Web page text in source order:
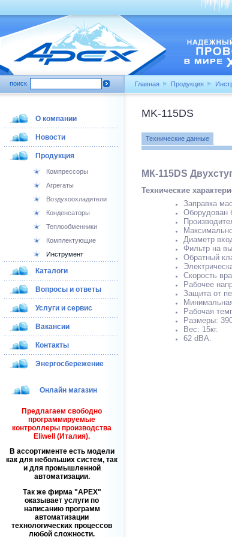
поиск Главная Продукция
О компании
Новости
Продукция
Компрессоры
Агрегаты
Воздухоохладители
Конденсаторы
Теплообменники
Комплектующие
Инструмент
Каталоги
Вопросы и ответы
Услуги и сервис
Вакансии
Контакты
Энергосбережение
Онлайн магазин
Предлагаем свободно
программируемые
контроллеры производства
Eliwell (Италия).
В ассортименте есть модели
как для небольших систем, так
и для промышленной
автоматизации.
Так же фирма
APEX
оказывает услуги по
написанию программ
автоматизации
технологических процессов
любой сложности.
MK-115DS
Технические данные
МК-115DS
Технические
Заправка
Оборудован
Диаметр
Фильтр на
Обратный
Скорость
Рабочее
Защита от
Рабочая
Размеры:
Вес: 15кг.
62 dВА.